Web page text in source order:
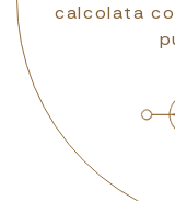
calcolata